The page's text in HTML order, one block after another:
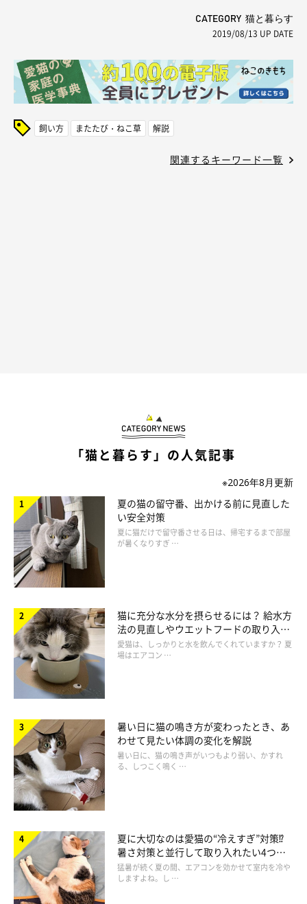
CATEGORY 猫と暮らす
2019/08/13 UP DATE
飼い方 またたび・ねこ草 解説
関連するキーワード一覧
「猫と暮らす」の人気記事
※2026年8月更新
夏の猫の留守番、出かける前に見直した
い安全対策
夏に猫だけで留守番させる日は、帰宅するまで部屋
が暑くなりすぎ …
猫に充分な水分を摂らせるには？ 給水方
法の見直しやウエットフードの取り入れ
方を解説
愛猫は、しっかりと水を飲んでくれていますか？ 夏
場はエアコン …
暑い日に猫の鳴き方が変わったとき、あ
わせて見たい体調の変化を解説
暑い日に、猫の鳴き声がいつもより弱い、かすれ
る、しつこく鳴く …
夏に大切なのは愛猫の“冷えすぎ”対策⁉
暑さ対策と並行して取り入れたい4つの
工夫
猛暑が続く夏の間、エアコンを効かせて室内を冷や
しますよね。し …